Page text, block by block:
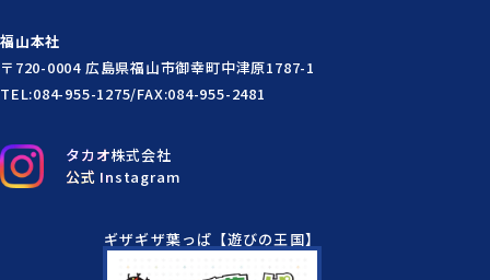
タカオ株式会社
公式 Instagram
福山本社
〒720-0004 広島県福山市御幸町中津原1787-1
TEL:084-955-1275/FAX:084-955-2481
ギザギザ葉っぱ【遊びの王国】